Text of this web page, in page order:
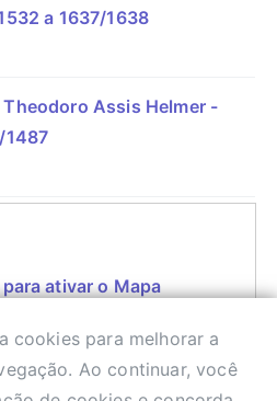
a 1637/1638
Theodoro Assis Helmer -
1487
ativar o Mapa
cookies para melhorar a
Ao continuar, você